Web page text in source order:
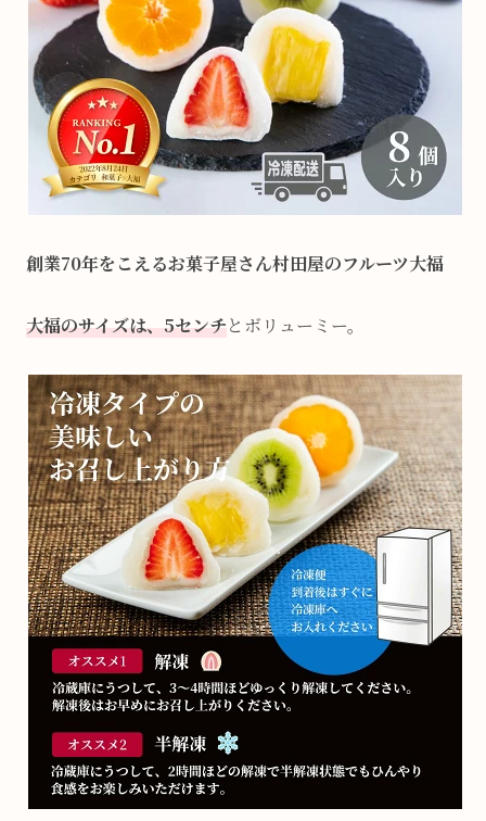
創業70年をこえるお菓子屋さん村田屋のフルーツ大福
大福のサイズは、5センチとボリューミー。